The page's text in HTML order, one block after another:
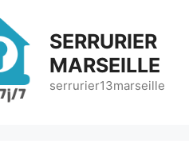
SERRURIER
MARSEILLE
serrurier13marseille